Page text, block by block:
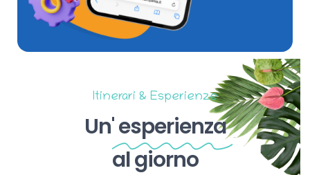
Itinerari & Esperienze
Un'esperienza
al giorno